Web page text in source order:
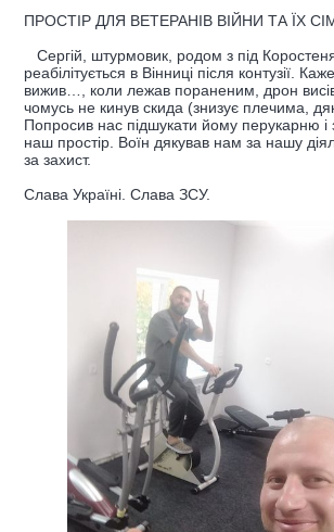
ПРОСТІР ДЛЯ ВЕТЕРАНІВ ВІЙНИ ТА ЇХ
Сергій, штурмовик, родом з під
реабілітується в Вінниці після контузії.
вижив…, коли лежав пораненим, дрон
чомусь не кинув скида (знизує плечима,
Попросив нас підшукати йому перукарню і
наш простір. Воїн дякував нам за нашу
за захист.
Слава Україні. Слава ЗСУ.